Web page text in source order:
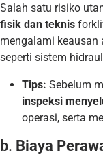
Salah satu risiko
fisik dan teknis
mengalami keausan
seperti sistem
Tips: Sebelum
inspeksi
operasi, serta
b. Biaya